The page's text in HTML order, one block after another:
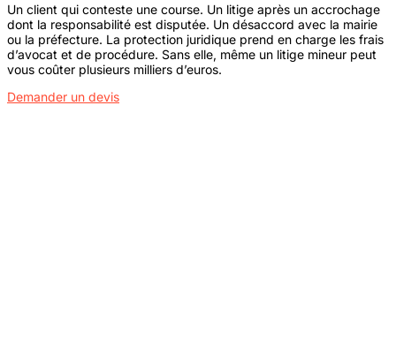
Un client qui conteste une course. Un litige après un accrochage
dont la responsabilité est disputée. Un désaccord avec la mairie
ou la préfecture. La protection juridique prend en charge les frais
d’avocat et de procédure. Sans elle, même un litige mineur peut
vous coûter plusieurs milliers d’euros.
Demander un devis